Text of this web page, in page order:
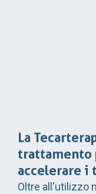
La
trattamento
accelerare i
Oltre all'utilizzo